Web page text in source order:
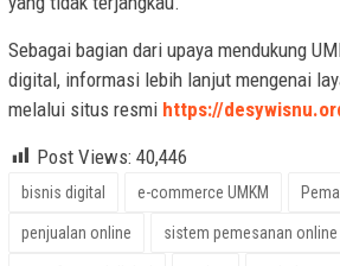
Sebagai bagian dari upaya mendukung
digital, informasi lebih lanjut mengenai
melalui situs resmi https://
Post Views: 40,446
bisnis digital e-commerce UMKM
penjualan online sistem pemesanan online